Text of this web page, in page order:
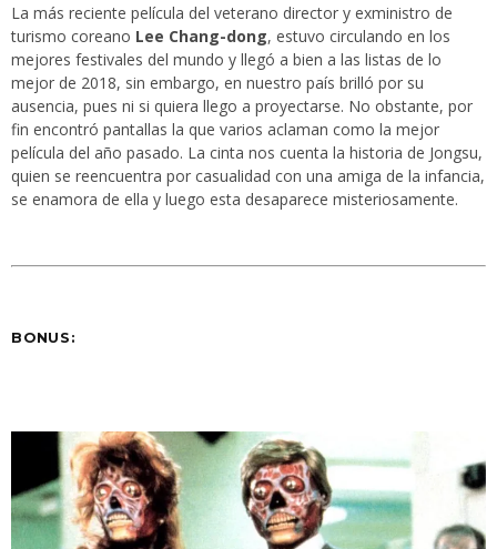
La más reciente película del veterano director y exministro de
turismo coreano Lee Chang-dong, estuvo circulando en los
mejores festivales del mundo y llegó a bien a las listas de lo
mejor de 2018, sin embargo, en nuestro país brilló por su
ausencia, pues ni si quiera llego a proyectarse. No obstante, por
fin encontró pantallas la que varios aclaman como la mejor
película del año pasado. La cinta nos cuenta la historia de Jongsu,
quien se reencuentra por casualidad con una amiga de la infancia,
se enamora de ella y luego esta desaparece misteriosamente.
BONUS: